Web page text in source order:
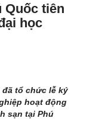
Quốc tiên
học
đã tổ chức lễ ký
hoạt động
sạn tại Phú